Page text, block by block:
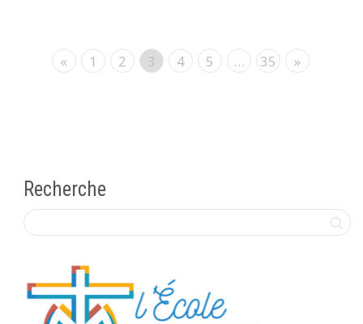
« 1 2 3 4 5 … 35 »
Recherche